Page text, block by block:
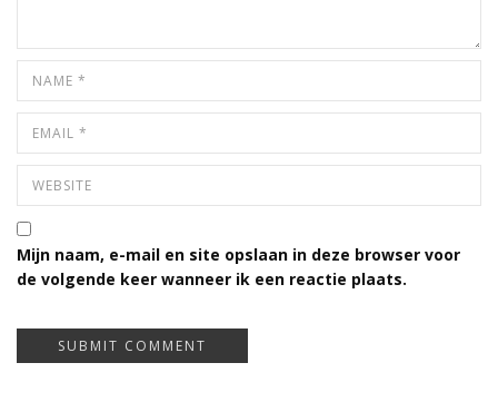
Mijn naam, e-mail en site opslaan in deze browser voor
de volgende keer wanneer ik een reactie plaats.